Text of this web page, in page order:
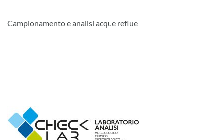
Campionamento e analisi acque reflue